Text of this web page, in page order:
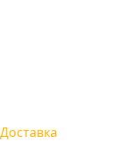
Доставка